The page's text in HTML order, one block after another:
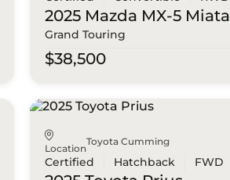
2025 Mazda MX-5 Miata
Grand Touring
$38,500
Location
Toyota Cumming
Certified Hatchback FWD